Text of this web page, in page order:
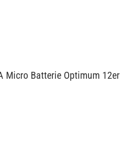
Micro Batterie Optimum 12er